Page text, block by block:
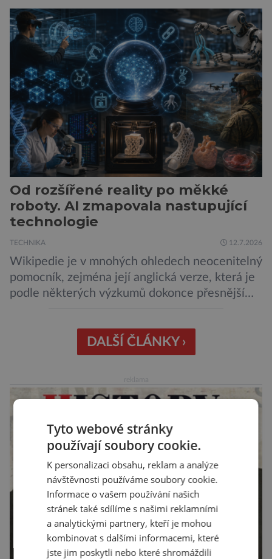
dojezd a modernější technologie, ale hlavně
ukazuje, že i kompaktní elektromobil může být
autem, se kterým bez obav vyrazíte za hranice
města Peugeot se u modelu 208 trefil do
černého už […]
Od rozšířené reality po měkké
roboty. AI zmapovala nastupující
technologie
TECHNIKA 12.7.2026
Wikipedie je v mnohých ohledech neocenitelný
pomocník, zejména její anglická verze, která je
podle některých výzkumů dokonce přesnější
křišťálovou kouli, ze které umělá inteligence
věštila, které technologie v dohledné
Za vším stojí australští výzkumníci, kteří pomocí
umělé inteligence a […]
DALŠÍ ČLÁNKY ›
Tyto webové stránky
používají soubory cookie.
K personalizaci obsahu, reklam a analýze
návštěvnosti používáme soubory cookie.
Informace o vašem používání našich
stránek také sdílíme s našimi reklamními
a analytickými partnery, kteří je mohou
kombinovat s dalšími informacemi, které
jste jim poskytli nebo které shromáždili